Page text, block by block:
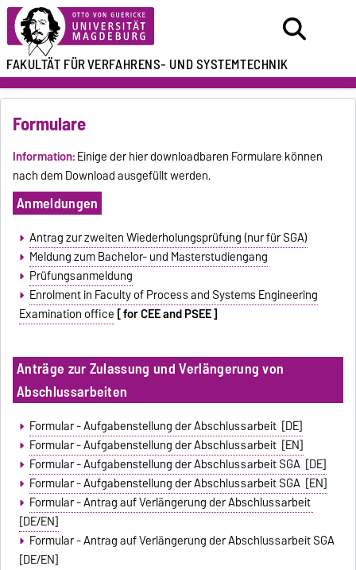
FAKULTÄT FÜRVERFAHRENS- UND SYSTEMTECHNIK
Formulare
Information:Einige der hier downloadbaren Formulare können
nach dem Download ausgefüllt werden.
Anmeldungen
Antrag zur zweiten Wiederholungsprüfung (nur für SGA)
Meldung zum Bachelor- und Masterstudiengang
Prüfungsanmeldung
Enrolment in Faculty of Process and Systems Engineering
Examination office [ for CEE and PSEE ]
Anträge zur Zulassung und Verlängerung von
Abschlussarbeiten
Formular - Aufgabenstellung der Abschlussarbeit [DE]
Formular - Aufgabenstellung der Abschlussarbeit [EN]
Formular - Aufgabenstellung der Abschlussarbeit SGA [DE]
Formular - Aufgabenstellung der Abschlussarbeit SGA [EN]
Formular - Antrag auf Verlängerung der Abschlussarbeit
[DE/EN]
Formular - Antrag auf Verlängerung der Abschlussarbeit SGA
[DE/EN]